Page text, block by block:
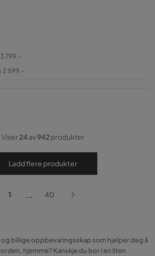
3 799,-
2 599,-
Viser24av942produkter
Ladd flere produkter
1 ... 40
billige oppbevaringsskap som hjelper deg å
hjemme? Kanskje du bor i en liten